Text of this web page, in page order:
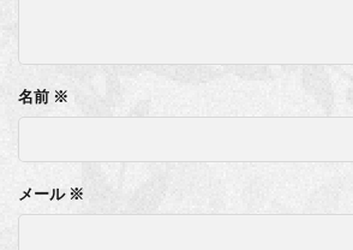
名前 ※
メール※